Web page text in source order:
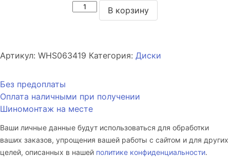
Количество
товара
(КС482)
ET40
В корзину
Артикул: WHS063419 Категория: Диски
Без предоплаты
Оплата наличными при получении
Шиномонтаж на месте
Ваши личные данные будут использоваться для обработки
ваших заказов, упрощения вашей работы с сайтом и для других
целей, описанных в нашей политике конфиденциальности.